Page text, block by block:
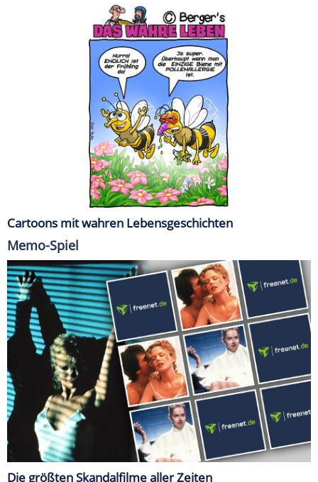
Cartoons mit wahren Lebensgeschichten
Memo-Spiel
Die größten Skandalfilme aller Zeiten